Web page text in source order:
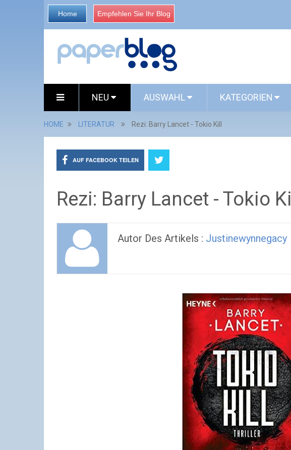
Home Empfehlen Sie Ihr Blog
NEU AUSWAHL KATEGORIEN
HOME LITERATUR Rezi: Barry Lancet - Tokio Kill
AUF FACEBOOK TEILEN
Rezi: Barry Lancet - Tokio Kill
Autor Des Artikels : Justinewynnegacy